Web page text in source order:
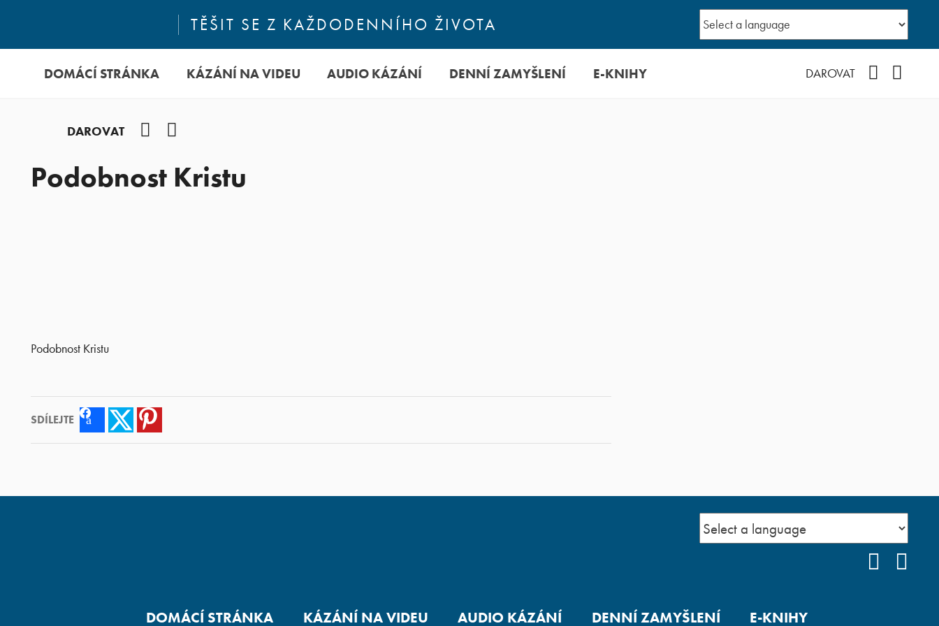
TĚŠIT SE Z KAŽDODENNÍHO ŽIVOTA
DOMÁCÍ STRÁNKA KÁZÁNÍ NA VIDEU AUDIO KÁZÁNÍ DENNÍ ZAMYŠLENÍ E-KNIHY DAROVAT
DAROVAT
Podobnost Kristu
Podobnost Kristu
SDÍLEJTE FacebookTwitter
DOMÁCÍ STRÁNKA KÁZÁNÍ NA VIDEU AUDIO KÁZÁNÍ DENNÍ ZAMYŠLENÍ E-KNIHY